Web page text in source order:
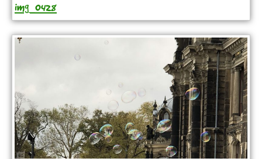
img_0428